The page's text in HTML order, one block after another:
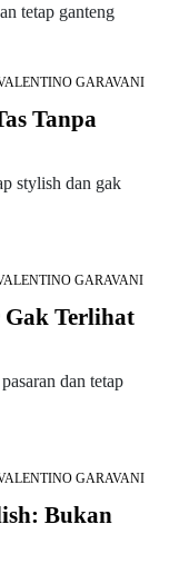
tetap ganteng
GARAVANI
Tanpa
stylish dan gak
GARAVANI
Terlihat
dan tetap
GARAVANI
Bukan